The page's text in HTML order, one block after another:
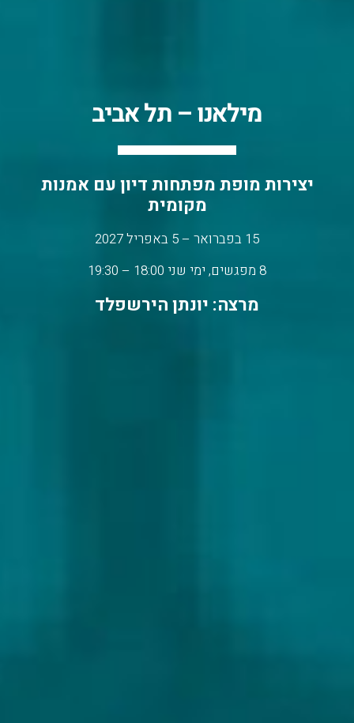
מילאנו – תל אביב
יצירות מופת מפתחות דיון עם אמנות
מקומית
15 בפברואר – 5 באפריל 2027
8 מפגשים, ימי שני 18:00 – 19:30
מרצה: יונתן הירשפלד